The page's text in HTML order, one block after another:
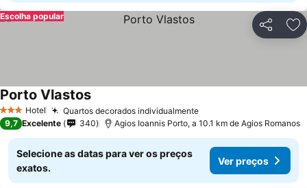
Partilhar
Escolha popular
3 EstrelasHotel Quartos decorados individualmente
Porto Vlastos
9,7 Excelente 340 Agios Ioannis Porto, a 10.1 km de Agios Romanos
Selecione as datas para ver os preços
exatos.
Ver preços